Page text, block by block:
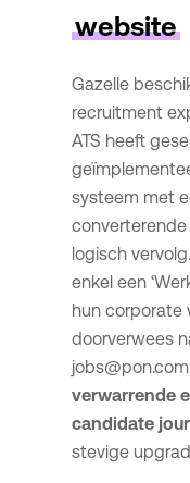
website
Gazelle
recruitment
ATS heeft
systeem met
logisch
enkel een
hun corporate
doorverwees
verwarrende
candidate
stevige